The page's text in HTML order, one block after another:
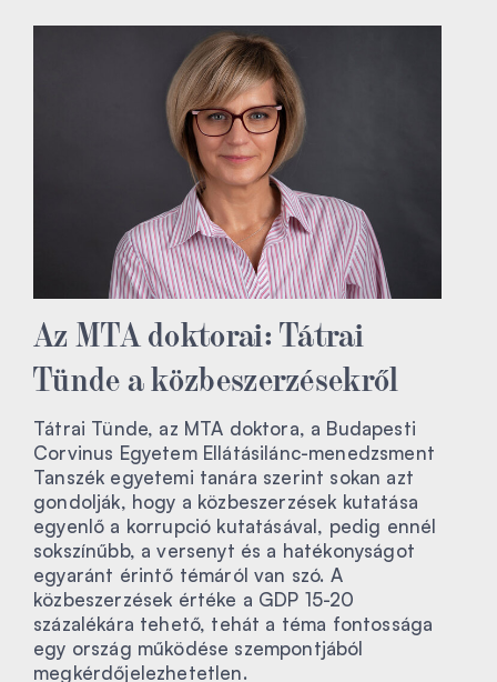
Az MTA doktorai: Tátrai
Tünde a közbeszerzésekről
Tátrai Tünde, az MTA doktora, a Budapesti
Corvinus Egyetem Ellátásilánc-menedzsment
Tanszék egyetemi tanára szerint sokan azt
gondolják, hogy a közbeszerzések kutatása
egyenlő a korrupció kutatásával, pedig ennél
sokszínűbb, a versenyt és a hatékonyságot
egyaránt érintő témáról van szó. A
közbeszerzések értéke a GDP 15-20
százalékára tehető, tehát a téma fontossága
egy ország működése szempontjából
megkérdőjelezhetetlen.